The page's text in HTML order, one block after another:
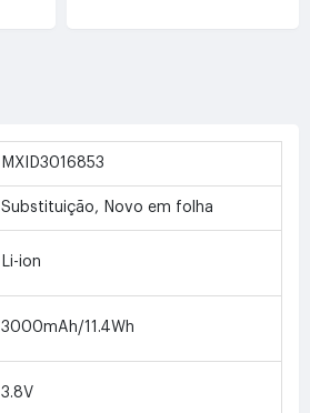
MXID3016853
Substituição, Novo em folha
Li-ion
3000mAh/11.4Wh
3.8V